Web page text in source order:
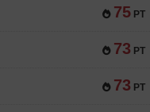
75 PT
73 PT
73 PT